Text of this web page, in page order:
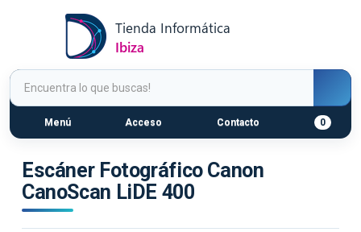
Menú Acceso Contacto 0
Escáner Fotográfico Canon
CanoScan LiDE 400